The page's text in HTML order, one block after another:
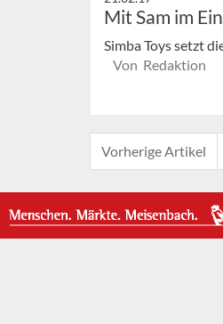
Mit Sam im
Simba Toys setzt
Von Redaktion
Vorherige Artikel